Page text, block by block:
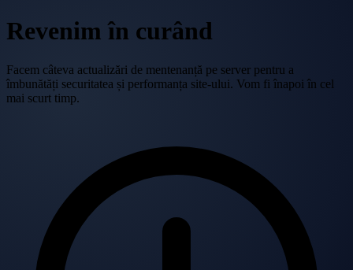
Revenim în curând
Facem câteva actualizări de mentenanță pe server pentru a
îmbunătăți securitatea și performanța site-ului. Vom fi înapoi în cel
mai scurt timp.